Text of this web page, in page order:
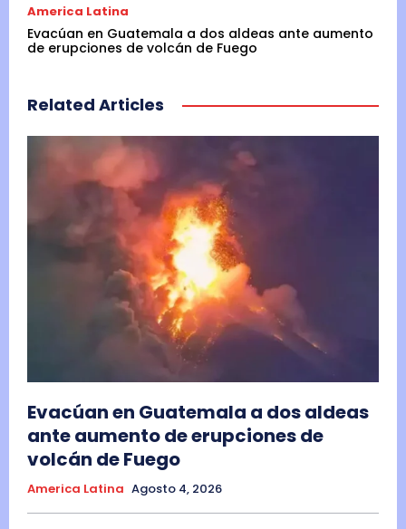
America Latina
Evacúan en Guatemala a dos aldeas ante aumento
de erupciones de volcán de Fuego
Related Articles
Evacúan en Guatemala a dos aldeas
ante aumento de erupciones de
volcán de Fuego
America Latina Agosto 4, 2026